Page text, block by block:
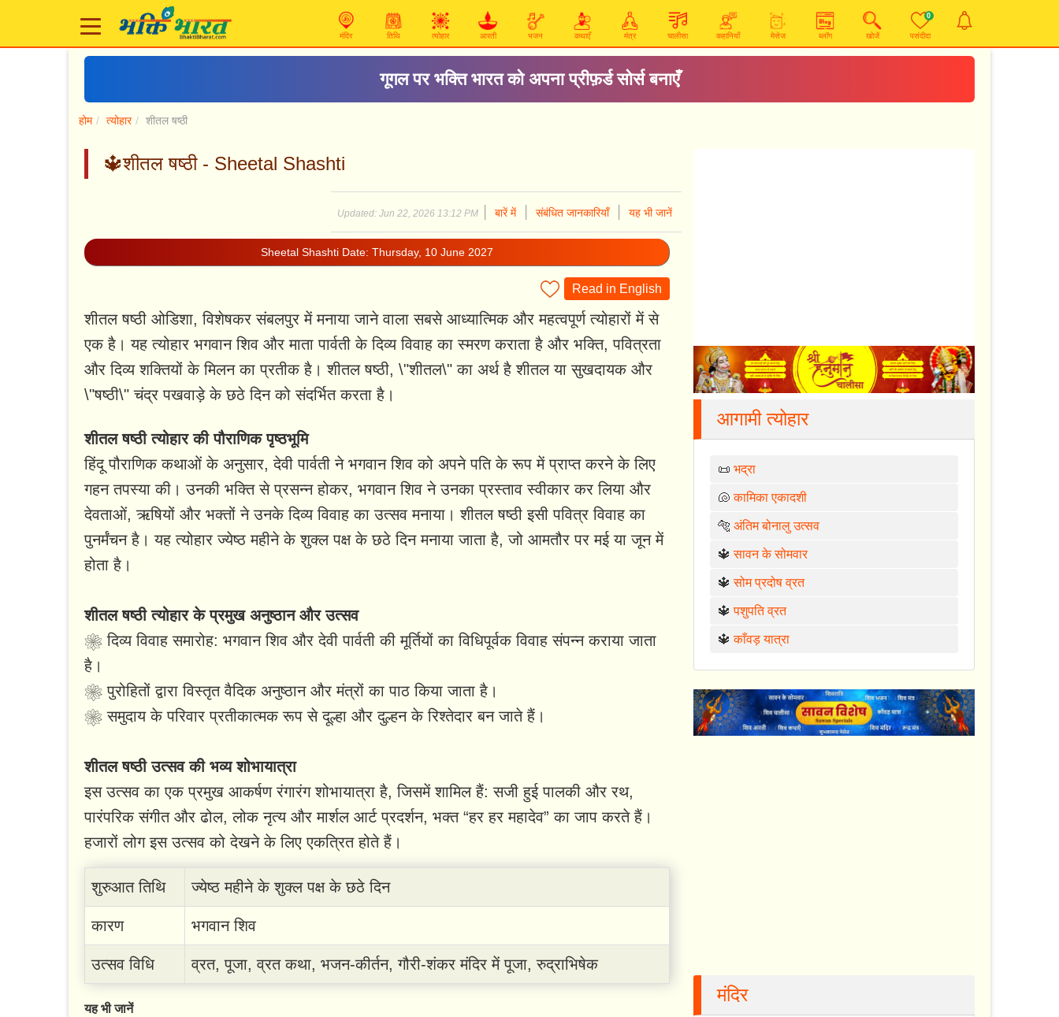
मंदिर तिथि त्योहार आरती भजन कथाएँ मंत्र चालीसा कहानियाँ मेसेज ब्लॉग खोजें
0
पसंदीदा
गूगल पर भक्ति भारत को अपना प्रीफ़र्ड सोर्स बनाएँ
होम त्योहार शीतल षष्ठी
🔱शीतल षष्ठी - Sheetal Shashti
Updated: Jun 22, 2026 13:12 PM बारें में संबंधित जानकारियाँ यह भी जानें
Sheetal Shashti Date: Thursday, 10 June 2027
Read in English
शीतल षष्ठी ओडिशा, विशेषकर संबलपुर में मनाया जाने वाला सबसे आध्यात्मिक और महत्वपूर्ण त्योहारों में से
एक है। यह त्योहार भगवान शिव और माता पार्वती के दिव्य विवाह का स्मरण कराता है और भक्ति, पवित्रता
और दिव्य शक्तियों के मिलन का प्रतीक है। शीतल षष्ठी, \"शीतल\" का अर्थ है शीतल या सुखदायक और
\"षष्ठी\" चंद्र पखवाड़े के छठे दिन को संदर्भित करता है।
शीतल षष्ठी त्योहार की पौराणिक पृष्ठभूमि
हिंदू पौराणिक कथाओं के अनुसार, देवी पार्वती ने भगवान शिव को अपने पति के रूप में प्राप्त करने के लिए
गहन तपस्या की। उनकी भक्ति से प्रसन्न होकर, भगवान शिव ने उनका प्रस्ताव स्वीकार कर लिया और
देवताओं, ऋषियों और भक्तों ने उनके दिव्य विवाह का उत्सव मनाया। शीतल षष्ठी इसी पवित्र विवाह का
पुनर्मंचन है। यह त्योहार ज्येष्ठ महीने के शुक्ल पक्ष के छठे दिन मनाया जाता है, जो आमतौर पर मई या जून में
होता है।
शीतल षष्ठी त्योहार के प्रमुख अनुष्ठान और उत्सव
❀ दिव्य विवाह समारोह: भगवान शिव और देवी पार्वती की मूर्तियों का विधिपूर्वक विवाह संपन्न कराया जाता
है।
❀ पुरोहितों द्वारा विस्तृत वैदिक अनुष्ठान और मंत्रों का पाठ किया जाता है।
❀ समुदाय के परिवार प्रतीकात्मक रूप से दूल्हा और दुल्हन के रिश्तेदार बन जाते हैं।
शीतल षष्ठी उत्सव की भव्य शोभायात्रा
इस उत्सव का एक प्रमुख आकर्षण रंगारंग शोभायात्रा है, जिसमें शामिल हैं: सजी हुई पालकी और रथ,
पारंपरिक संगीत और ढोल, लोक नृत्य और मार्शल आर्ट प्रदर्शन, भक्त “हर हर महादेव” का जाप करते हैं।
हजारों लोग इस उत्सव को देखने के लिए एकत्रित होते हैं।
शुरुआत तिथि ज्येष्ठ महीने के शुक्ल पक्ष के छठे दिन
कारण भगवान शिव
उत्सव विधि व्रत, पूजा, व्रत कथा, भजन-कीर्तन, गौरी-शंकर मंदिर में पूजा, रुद्राभिषेक
यह भी जानें
आगामी त्योहार
📜भद्रा
🐚कामिका एकादशी
🐅अंतिम बोनालु उत्सव
🔱सावन के सोमवार
🔱सोम प्रदोष व्रत
🔱पशुपति व्रत
🔱काँवड़ यात्रा
मंदिर